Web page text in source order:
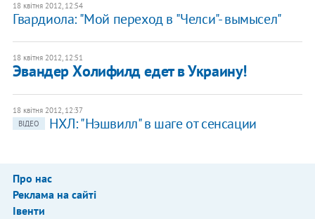
18 квітня 2012, 12:54
​Гвардиола: "Мой переход в "Челси"- вымысел"
18 квітня 2012, 12:51
​Эвандер Холифилд едет в Украину!
18 квітня 2012, 12:37
ВІДЕО
НХЛ: "Нэшвилл" в шаге от сенсации
Про нас
Реклама на сайті
Івенти